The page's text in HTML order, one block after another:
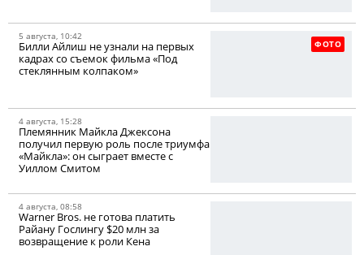
ФОТО
5 августа, 10:42
Билли Айлиш не узнали на первых
кадрах со съемок фильма «Под
стеклянным колпаком»
4 августа, 15:28
Племянник Майкла Джексона
получил первую роль после триумфа
«Майкла»: он сыграет вместе с
Уиллом Смитом
4 августа, 08:58
Warner Bros. не готова платить
Райану Гослингу $20 млн за
возвращение к роли Кена